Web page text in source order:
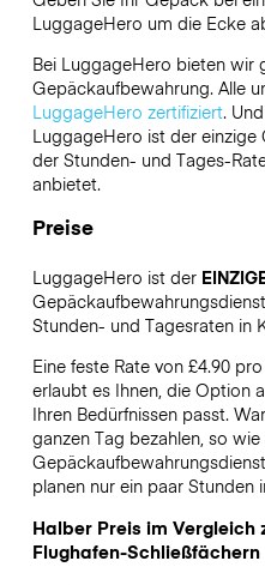
LuggageHero um die Ecke
Bei LuggageHero bieten wir
Gepäckaufbewahrung. Alle
LuggageHero zertifiziert.
LuggageHero ist der einzige
der Stunden- und Tages-
anbietet.
Preise
LuggageHero ist der
Stunden- und Tagesraten in
Eine feste Rate von £4.90
erlaubt es Ihnen, die Option
Ihren Bedürfnissen passt.
ganzen Tag bezahlen, so
planen nur ein paar Stunden
Halber Preis im Vergleich
Flughafen-Schließfächern